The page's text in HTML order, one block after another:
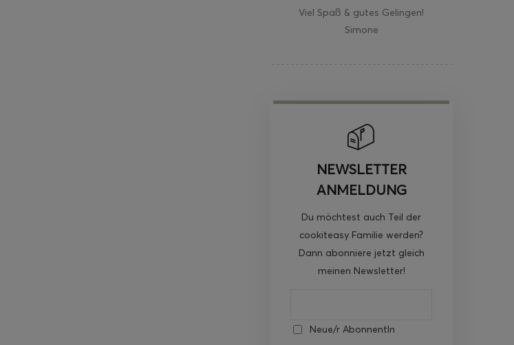
Viel Spaß & gutes Gelingen!
Simone
NEWSLETTER
ANMELDUNG
Du möchtest auch Teil der
cookiteasy Familie werden?
Dann abonniere jetzt gleich
meinen Newsletter!
Neue/r AbonnentIn